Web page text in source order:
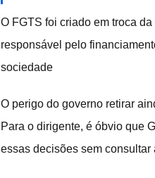
O FGTS foi criado em troca
responsável pelo
sociedade
O perigo do governo retirar
Para o dirigente, é óbvio que
essas decisões sem